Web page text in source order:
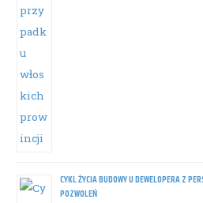
CYKL ŻYCIA BUDOWY U DEWELOPERA Z
POZWOLEŃ